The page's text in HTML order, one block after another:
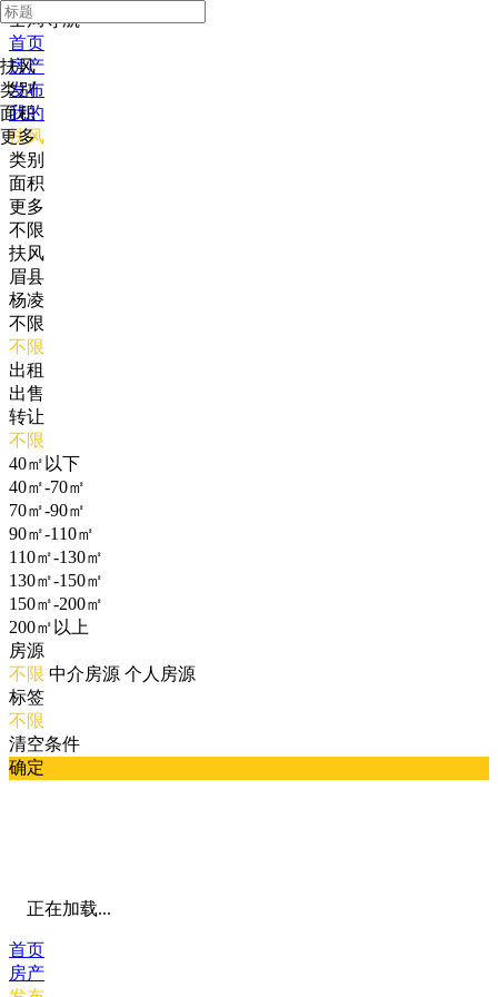
全局导航
首页
房产
发布
我的
扶风
类别
面积
更多
扶风
类别
面积
更多
不限
扶风
眉县
杨凌
不限
不限
出租
出售
转让
不限
40㎡以下
40㎡-70㎡
70㎡-90㎡
90㎡-110㎡
110㎡-130㎡
130㎡-150㎡
150㎡-200㎡
200㎡以上
房源
不限 中介房源 个人房源
标签
不限
清空条件
确定
正在加载...
首页
房产